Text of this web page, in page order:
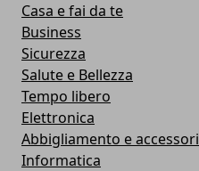
Casa e fai da te
Business
Sicurezza
Salute e Bellezza
Tempo libero
Elettronica
Abbigliamento e accessori
Informatica